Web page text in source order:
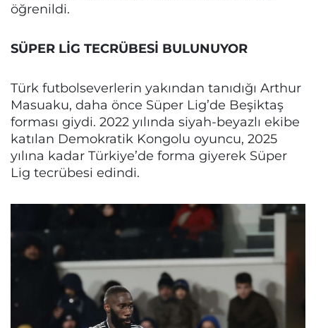
öğrenildi.
SÜPER LİG TECRÜBESİ BULUNUYOR
Türk futbolseverlerin yakından tanıdığı Arthur
Masuaku, daha önce Süper Lig’de Beşiktaş
forması giydi. 2022 yılında siyah-beyazlı ekibe
katılan Demokratik Kongolu oyuncu, 2025
yılına kadar Türkiye’de forma giyerek Süper
Lig tecrübesi edindi.